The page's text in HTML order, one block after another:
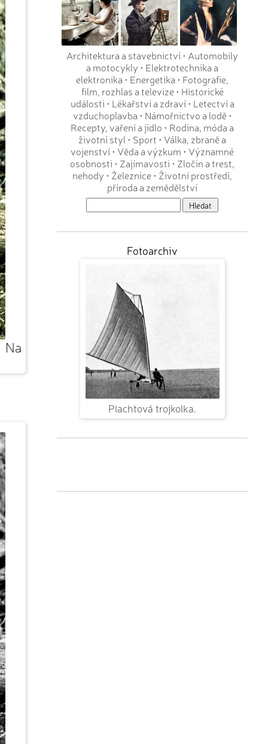
Na
Architektura a stavebnictví• Automobily
a motocykly • Elektrotechnika a
elektronika • Energetika • Fotografie,
film, rozhlas a televize• Historické
události • Lékařství a zdraví• Letectví a
vzduchoplavba • Námořnictvo a lodě•
Recepty, vaření a jídlo • Rodina, móda a
životní styl • Sport • Válka, zbraně a
vojenství• Věda a výzkum • Významné
osobnosti • Zajímavosti • Zločin a trest,
nehody • Železnice• Životní prostředí,
příroda a zemědělství
Fotoarchiv
Plachtová trojkolka.